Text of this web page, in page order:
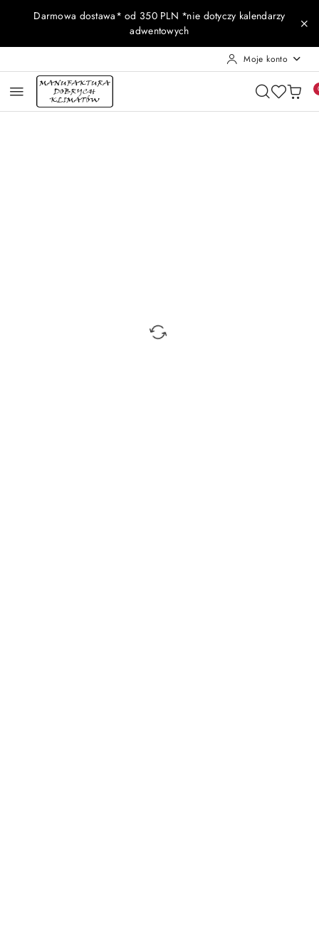
Przejdź do treści głównej
Przejdź do wyszukiwarki
Przejdź do moje konto
Przejdź do menu głównego
Przejdź do opisu produktu
Przejdź do stopki
Darmowa dostawa* od 350 PLN *nie dotyczy kalendarzy
adwentowych
Moje konto